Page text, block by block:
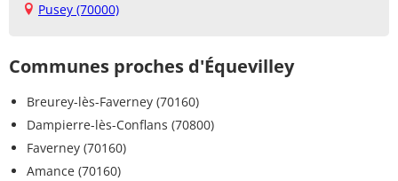
Pusey (70000)
Communes proches d'Équevilley
Breurey-lès-Faverney (70160)
Dampierre-lès-Conflans (70800)
Faverney (70160)
Amance (70160)